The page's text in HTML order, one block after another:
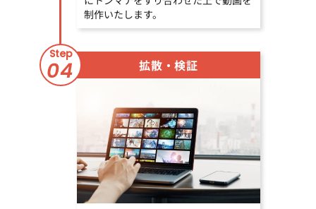
制作いたします。
Step
04 拡散・検証